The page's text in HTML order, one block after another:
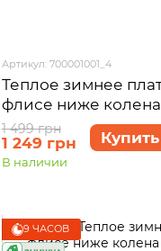
Артикул: 700001001_4
Теплое зимнее
флисе ниже
Рошель 700001001,
(4XL-5XL)
1 499 грн
1 249 грн Купить
В наличии
9 ЧАСОВ